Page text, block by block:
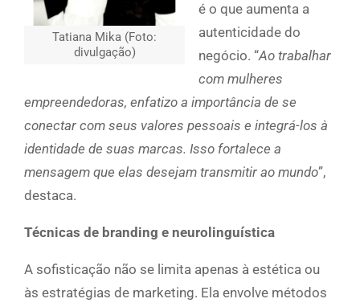
Tatiana Mika (Foto:
divulgação)
é o que aumenta a
autenticidade do
negócio. “Ao trabalhar
com mulheres
empreendedoras, enfatizo a importância de se
conectar com seus valores pessoais e integrá-los à
identidade de suas marcas. Isso fortalece a
mensagem que elas desejam transmitir ao mundo”,
destaca.
Técnicas de branding e neurolinguística
A sofisticação não se limita apenas à estética ou
às estratégias de marketing. Ela envolve métodos